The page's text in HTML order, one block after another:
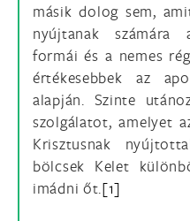
másik dolog sem,
nyújtanak számára
formái és a nemes
értékesebbek az
alapján. Szinte
szolgálatot, amelyet
Krisztusnak
bölcsek Kelet
imádni őt.[1]